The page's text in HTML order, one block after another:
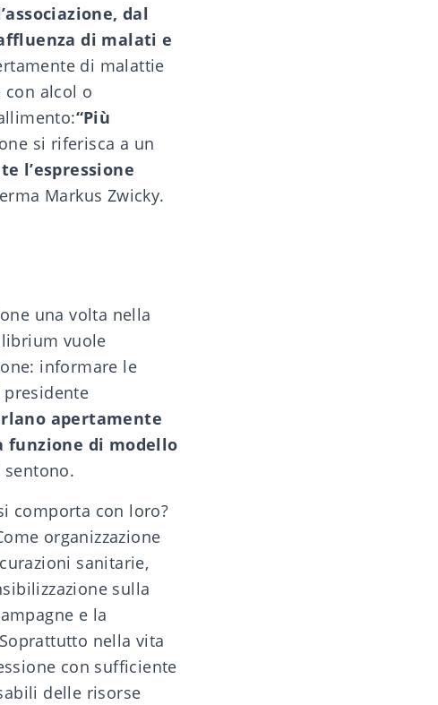
dal
di malati e
di malattie
con alcol o
“Più
si riferisca a un
l’espressione
Markus Zwicky.
una volta nella
vuole
informare le
presidente
apertamente
funzione di modello
comporta con loro?
organizzazione
sanitarie,
sulla
e la
nella vita
con sufficiente
delle risorse